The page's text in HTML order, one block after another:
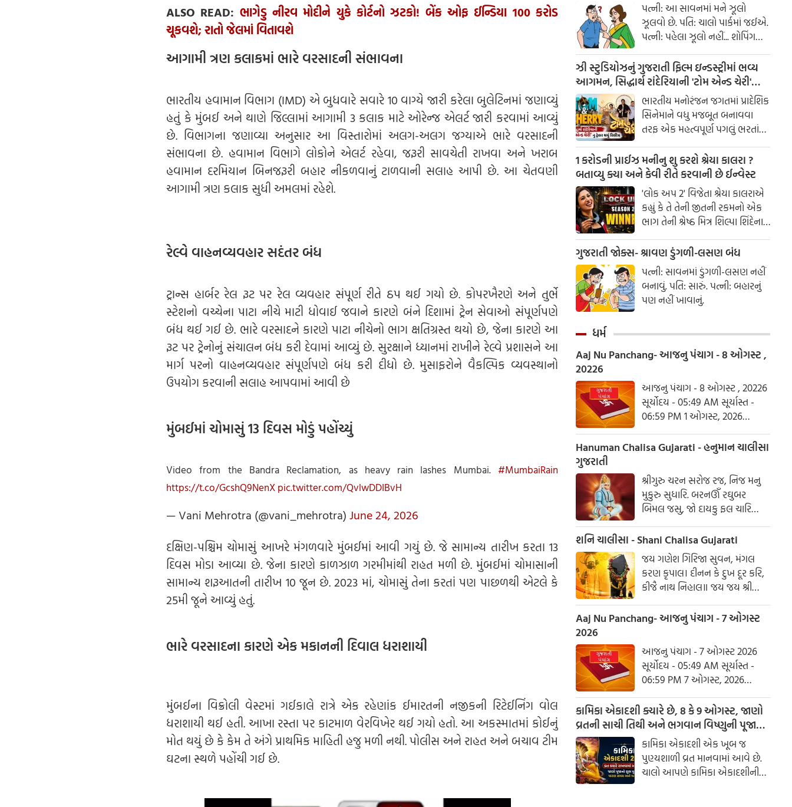
ALSO READ: ભાગેડુ નીરવ મોદીને યુકે કોર્ટનો ઝટકો! બેંક ઓફ ઈન્ડિયા 100 કરોડ
ચૂકવશે; રાતો જેલમાં વિતાવશે
આગામી ત્રણ કલાકમાં ભારે વરસાદની સંભાવના
ભારતીય હવામાન વિભાગ (IMD) એ બુધવારે સવારે 10 વાગ્યે જારી કરેલા બુલેટિનમાં જણાવ્યું
હતું કે મુંબઈ અને થાણે જિલ્લામાં આગામી 3 કલાક માટે ઓરેન્જ એલર્ટ જારી કરવામાં આવ્યું
છે. વિભાગના જણાવ્યા અનુસાર આ વિસ્તારોમાં અલગ-અલગ જગ્યાએ ભારે વરસાદની
સંભાવના છે. હવામાન વિભાગે લોકોને એલર્ટ રહેવા, જરૂરી સાવચેતી રાખવા અને ખરાબ
હવામાન દરમિયાન બિનજરૂરી બહાર નીકળવાનું ટાળવાની સલાહ આપી છે. આ ચેતવણી
આગામી ત્રણ કલાક સુધી અમલમાં રહેશે.
રેલ્વે વાહનવ્યવહાર સદંતર બંધ
ટ્રાન્સ હાર્બર રેલ રૂટ પર રેલ વ્યવહાર સંપૂર્ણ રીતે ઠપ થઈ ગયો છે. કોપરખૈરણે અને તુર્ભે
સ્ટેશનો વચ્ચેના પાટા નીચે માટી ધોવાઈ જવાને કારણે બંને દિશામાં ટ્રેન સેવાઓ સંપૂર્ણપણે
બંધ થઈ ગઈ છે. ભારે વરસાદને કારણે પાટા નીચેનો ભાગ ક્ષતિગ્રસ્ત થયો છે, જેના કારણે આ
રૂટ પર ટ્રેનોનું સંચાલન બંધ કરી દેવામાં આવ્યું છે. સુરક્ષાને ધ્યાનમાં રાખીને રેલ્વે પ્રશાસને આ
માર્ગ પરનો વાહનવ્યવહાર સંપૂર્ણપણે બંધ કરી દીધો છે. મુસાફરોને વૈકલ્પિક વ્યવસ્થાનો
ઉપયોગ કરવાની સલાહ આપવામાં આવી છે
મુંબઈમાં ચોમાસું 13 દિવસ મોડું પહોંચ્યું
Video from the Bandra Reclamation, as heavy rain lashes Mumbai. #MumbaiRain
https://t.co/GcshQ9NenX pic.twitter.com/QvlwDDIBvH
— Vani Mehrotra (@vani_mehrotra) June 24, 2026
દક્ષિણ-પશ્ચિમ ચોમાસું આખરે મંગળવારે મુંબઈમાં આવી ગયું છે. જે સામાન્ય તારીખ કરતા 13
દિવસ મોડા આવ્યા છે. જેના કારણે કાળઝાળ ગરમીમાંથી રાહત મળી છે. મુંબઈમાં ચોમાસાની
સામાન્ય શરૂઆતની તારીખ 10 જૂન છે. 2023 માં, ચોમાસું તેના કરતાં પણ પાછળથી એટલે કે
25મી જૂને આવ્યું હતું.
ભારે વરસાદના કારણે એક મકાનની દિવાલ ધરાશાયી
મુંબઈના વિક્રોલી વેસ્ટમાં ગઈકાલે રાત્રે એક રહેણાંક ઈમારતની નજીકની રિટેઈનિંગ વોલ
ધરાશાયી થઈ હતી. આખા રસ્તા પર કાટમાળ વેરવિખેર થઈ ગયો હતો. આ અકસ્માતમાં કોઈનું
મોત થયું છે કે કેમ તે અંગે પ્રાથમિક માહિતી હજુ મળી નથી. પોલીસ અને રાહત અને બચાવ ટીમ
ઘટના સ્થળે પહોંચી ગઈ છે.
પત્ની: આ સાવનમાં મને ઝૂલો
ઝૂલવો છે. પતિ: ચાલો પાર્કમાં જઈએ.
પત્ની: પહેલા ઝૂલો નહીં... શોપિંગ
કરાવ!
ઝી સ્ટુડિયોઝનું ગુજરાતી ફિલ્મ ઇન્ડસ્ટ્રીમાં ભવ્ય
આગમન, સિદ્ધાર્થ રાંદેરિયાની 'ટોમ એન્ડ ચેરી'
સાથે કરશે શરૂઆત; ટ્રેલર થયું રિલીઝ
ભારતીય મનોરંજન જગતમાં પ્રાદેશિક
સિનેમાને વધુ મજબૂત બનાવવા
તરફ એક મહત્વપૂર્ણ પગલું ભરતાં
ઝી સ્ટુડિયોઝે ગુજરાતી ફિલ્મ
ઇન્ડસ્ટ્રીમાં પોતાની સત્તાવાર
એન્ટ્રીની જાહેરાત કરી છે.
1 કરોડની પ્રાઈઝ મનીનુ શુ કરશે શ્રેયા કાલરા ?
બતાવ્યુ ક્યા અને કેવી રીતે કરવાની છે ઈન્વેસ્ટ
'લોક અપ 2' વિજેતા શ્રેયા કાલરાએ
કહ્યું કે તે તેની જીતની રકમનો એક
ભાગ તેની શ્રેષ્ઠ મિત્ર શિલ્પા શિંદેના
આશ્રય ગૃહમાં દાન કરશે.
ગુજરાતી જોક્સ- શ્રાવણ ડુંગળી-લસણ બંધ
પત્ની: સાવનમાં ડુંગળી-લસણ નહીં
બનાવું. પતિ: સારું. પત્ની: બહારનું
પણ નહીં ખાવાનું.
ધર્મ
Aaj Nu Panchang- આજનુ પંચાગ - 8 ઓગસ્ટ ,
20226
આજનુ પંચાગ - 8 ઓગસ્ટ , 20226
સૂર્યોદય - 05:49 AM સૂર્યાસ્ત -
06:59 PM 1 ઓગસ્ટ, 2026
શનિવાર આષાઢ વદ ત્રિજ- વિક્રમ
સંવત 2082
Hanuman Chalisa Gujarati - હનુમાન ચાલીસા
ગુજરાતી
શ્રીગુરુ ચરન સરોજ રજ, નિજ મનુ
મુકુરુ સુધારિ. બરનઊઁ રઘુબર
બિમલ જસુ, જો દાયકુ ફલ ચારિ
બુદ્ધિહીન તનુ જાનિકે, સુમિરૌં પવન-
કુમાર. બલ બુદ્ધિ બિદ્યા દેહુ મોહિં,
હરહુ કલેસ બિકાર
શનિ ચાલીસા - Shani Chalisa Gujarati
જય ગણેશ ગિરિજા સુવન, મંગલ
કરણ કૃપાલ। દીનન કે દુખ દૂર કરિ,
કીજૈ નાથ નિહાલ॥ જય જય શ્રી
શનિદેવ પ્રભુ, સુનહુ વિનય મહારાજ।
કરહુ કૃપા હે રવિ તનય, રાખહુ જન
કી લાજ॥ શનિ ચાલીસા ચૌપાઈ :
Aaj Nu Panchang- આજનુ પંચાગ - 7 ઓગસ્ટ
2026
આજનુ પંચાગ - 7 ઓગસ્ટ 2026
સૂર્યોદય - 05:49 AM સૂર્યાસ્ત -
06:59 PM 7 ઓગસ્ટ, 2026
શુક્રવાર આષાઢ વદ નોમ - વિક્રમ
સંવત 2082
કામિકા એકાદશી ક્યારે છે, 8 કે 9 ઓગસ્ટ, જાણો
વ્રતની સાચી તિથી અને ભગવાન વિષ્ણુની પૂજાનું
શુભ મુહૂર્ત
કામિકા એકાદશી એક ખૂબ જ
પુણ્યશાળી વ્રત માનવામાં આવે છે.
ચાલો આપણે કામિકા એકાદશીની